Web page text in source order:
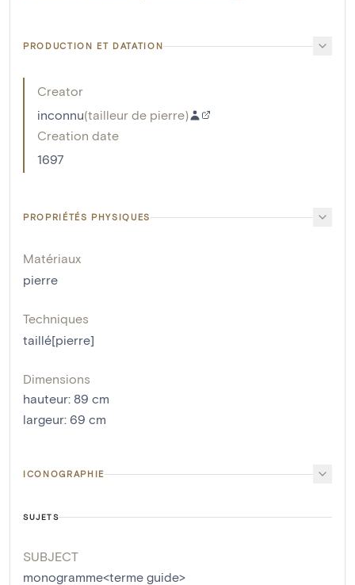
PRODUCTION ET DATATION
Creator
inconnu(tailleur de pierre)
Creation date
1697
PROPRIÉTÉS PHYSIQUES
Matériaux
pierre
Techniques
taillé[pierre]
Dimensions
hauteur: 89 cm
largeur: 69 cm
ICONOGRAPHIE
SUJETS
SUBJECT
monogramme<terme guide>